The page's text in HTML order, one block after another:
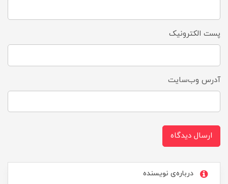
پست الکترونیک
آدرس وب‌سایت
ارسال دیدگاه
درباره‌ی نویسنده